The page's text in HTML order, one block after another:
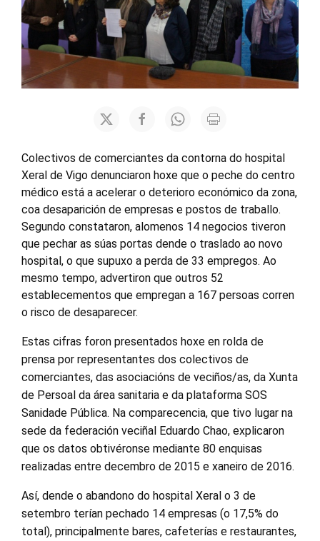
Colectivos de comerciantes da contorna do hospital
Xeral de Vigo denunciaron hoxe que o peche do centro
médico está a acelerar o deterioro económico da zona,
coa desaparición de empresas e postos de traballo.
Segundo constataron, alomenos 14 negocios tiveron
que pechar as súas portas dende o traslado ao novo
hospital, o que supuxo a perda de 33 empregos. Ao
mesmo tempo, advertiron que outros 52
establecementos que empregan a 167 persoas corren
o risco de desaparecer.
Estas cifras foron presentados hoxe en rolda de
prensa por representantes dos colectivos de
comerciantes, das asociacións de veciños/as, da Xunta
de Persoal da área sanitaria e da plataforma SOS
Sanidade Pública. Na comparecencia, que tivo lugar na
sede da federación veciñal Eduardo Chao, explicaron
que os datos obtivéronse mediante 80 enquisas
realizadas entre decembro de 2015 e xaneiro de 2016.
Así, dende o abandono do hospital Xeral o 3 de
setembro terían pechado 14 empresas (o 17,5% do
total), principalmente bares, cafeterías e restaurantes,